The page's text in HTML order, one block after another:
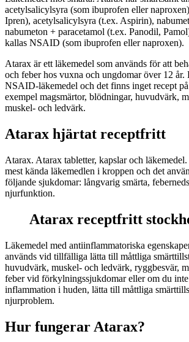
acetylsalicylsyra (som ibuprofen eller
Ipren), acetylsalicylsyra (t.ex. Aspirin),
nabumeton + paracetamol (t.ex. Panodil,
kallas NSAID (som ibuprofen eller naproxen).
Atarax är ett läkemedel som används för att
och feber hos vuxna och ungdomar över 12
NSAID-läkemedel och det finns inget recept
exempel magsmärtor, blödningar, huvudvärk,
muskel- och ledvärk.
Atarax hjärtat receptfritt
Atarax. Atarax tabletter, kapslar och
mest kända läkemedlen i kroppen och det
följande sjukdomar: långvarig smärta,
njurfunktion.
Atarax receptfritt
Läkemedel med antiinflammatoriska
används vid tillfälliga lätta till måttliga
huvudvärk, muskel- och ledvärk, ryggbesvär,
feber vid förkylningssjukdomar eller om du inte
inflammation i huden, lätta till måttliga
njurproblem.
Hur fungerar Atarax?